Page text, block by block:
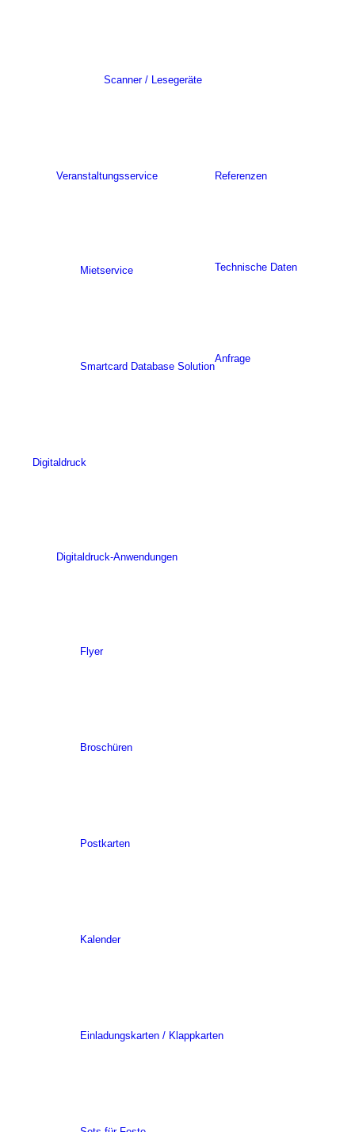
Scanner / Lesegeräte
Veranstaltungsservice
Mietservice
Smartcard Database Solution
Referenzen
Technische Daten
Anfrage
Digitaldruck
Digitaldruck-Anwendungen
Flyer
Broschüren
Postkarten
Kalender
Einladungskarten / Klappkarten